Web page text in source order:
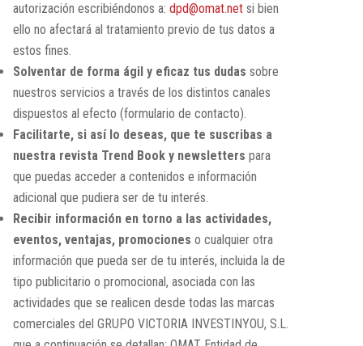
autorización escribiéndonos a: dpd@omat.net si bien
ello no afectará al tratamiento previo de tus datos a
estos fines.
Solventar de forma ágil y eficaz tus dudas sobre
nuestros servicios a través de los distintos canales
dispuestos al efecto (formulario de contacto).
Facilitarte, si así lo deseas, que te suscribas a
nuestra revista Trend Book y newsletters para
que puedas acceder a contenidos e información
adicional que pudiera ser de tu interés.
Recibir información en torno a las actividades,
eventos, ventajas, promociones o cualquier otra
información que pueda ser de tu interés, incluida la de
tipo publicitario o promocional, asociada con las
actividades que se realicen desde todas las marcas
comerciales del GRUPO VICTORIA INVESTINYOU, S.L.